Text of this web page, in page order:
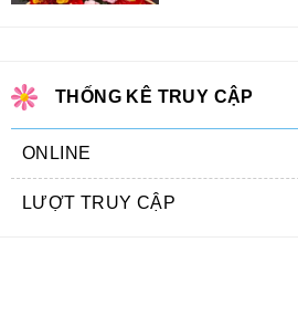
THỐNG KÊ TRUY CẬP
ONLINE
LƯỢT TRUY CẬP